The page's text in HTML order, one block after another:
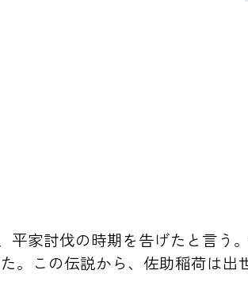
家討伐の時期を告げたと言う
。この伝説から、佐助稲荷は